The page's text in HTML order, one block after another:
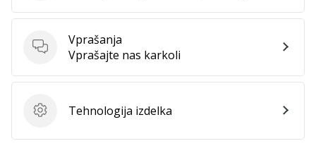
Vprašanja
Vprašanja
Vprašajte nas karkoli
Tehnologija izdelka
Tehnologija izdelka